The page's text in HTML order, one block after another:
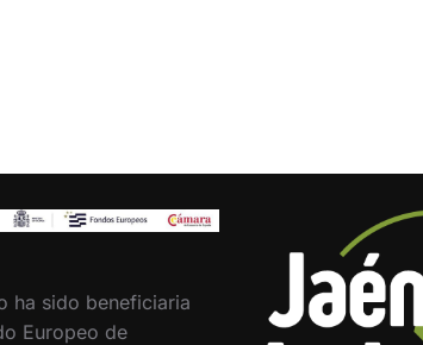
ha sido beneficiaria
Europeo de